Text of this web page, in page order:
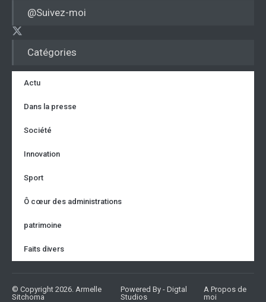
Catégories
Actu
Dans la presse
Société
Innovation
Sport
Ô cœur des administrations
patrimoine
Faits divers
@Suivez-moi
© Copyright 2026. Armelle
Sitchoma
Powered By - Digtal
Studios
A Propos de
moi